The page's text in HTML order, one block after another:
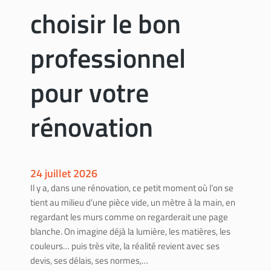
t
i
o
n
o
i
s
b
o
p
r
o
f
e
s
s
choisir le bon
professionnel
pour votre
rénovation
24 juillet 2026
Il y a, dans une rénovation, ce petit moment où l’on se
tient au milieu d’une pièce vide, un mètre à la main, en
regardant les murs comme on regarderait une page
blanche. On imagine déjà la lumière, les matières, les
couleurs… puis très vite, la réalité revient avec ses
devis, ses délais, ses normes,…